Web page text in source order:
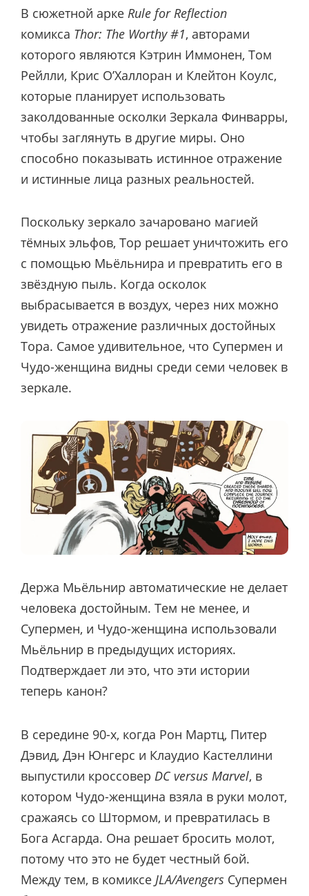
В сюжетной арке Rule for Reflection
комикса Thor: The Worthy #1, авторами
которого являются Кэтрин Иммонен, Том
Рейлли, Крис О’Халлоран и Клейтон Коулс,
которые планирует использовать
заколдованные осколки Зеркала Финварры,
чтобы заглянуть в другие миры. Оно
способно показывать истинное отражение
и истинные лица разных реальностей.
Поскольку зеркало зачаровано магией
тёмных эльфов, Тор решает уничтожить его
с помощью Мьёльнира и превратить его в
звёздную пыль. Когда осколок
выбрасывается в воздух, через них можно
увидеть отражение различных достойных
Тора. Самое удивительное, что Супермен и
Чудо-женщина видны среди семи человек в
зеркале.
Держа Мьёльнир автоматические не делает
человека достойным. Тем не менее, и
Супермен, и Чудо-женщина использовали
Мьёльнир в предыдущих историях.
Подтверждает ли это, что эти истории
теперь канон?
В середине 90-х, когда Рон Мартц, Питер
Дэвид, Дэн Юнгерс и Клаудио Кастеллини
выпустили кроссовер DC versus Marvel, в
котором Чудо-женщина взяла в руки молот,
сражаясь со Штормом, и превратилась в
Бога Асгарда. Она решает бросить молот,
потому что это не будет честный бой.
Между тем, в комиксе JLA/Avengers Супермен